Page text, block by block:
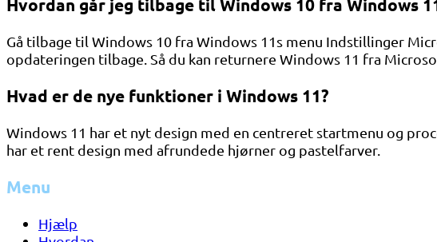
Hvordan går jeg tilbage til Windows 10 fra Windows
Gå tilbage til Windows 10 fra Windows 11s menu Indstillinger
opdateringen tilbage. Så du kan returnere Windows 11 fra
Hvad er de nye funktioner i Windows 11?
Windows 11 har et nyt design med en centreret startmenu og
har et rent design med afrundede hjørner og pastelfarver.
Menu
Hjælp